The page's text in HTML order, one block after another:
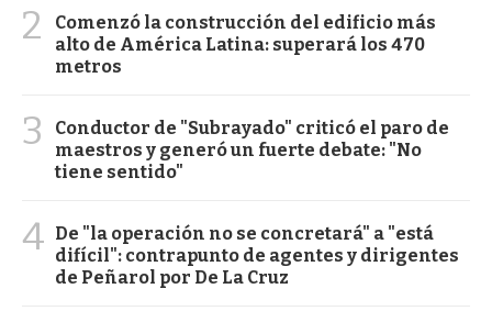
2
Comenzó la construcción del edificio más
alto de América Latina: superará los 470
metros
3
Conductor de "Subrayado" criticó el paro de
maestros y generó un fuerte debate: "No
tiene sentido"
4 De "la operación no se concretará" a "está
difícil": contrapunto de agentes y dirigentes
de Peñarol por De La Cruz